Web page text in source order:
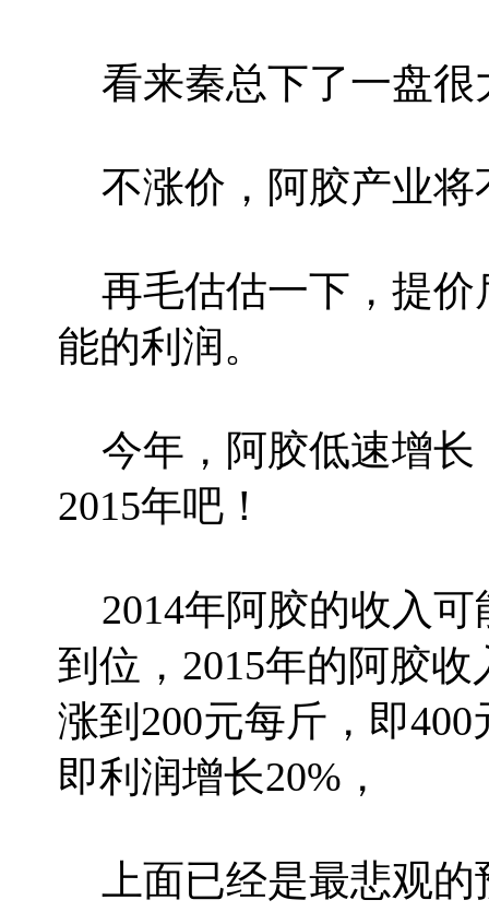
看来秦总下了一盘很
不涨价，阿胶产业将
再毛估估一下，提价
能的利润。
今年，阿胶低速增长
2015年吧！
2014年阿胶的收入可
到位，2015年的阿胶
涨到200元每斤，即
即利润增长20%，
上面已经是最悲观的